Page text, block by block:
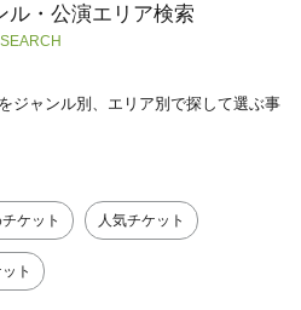
ル・公演エリア検索
SEARCH
ジャンル別、エリア別で探して選ぶ事
ケット 人気チケット
ト